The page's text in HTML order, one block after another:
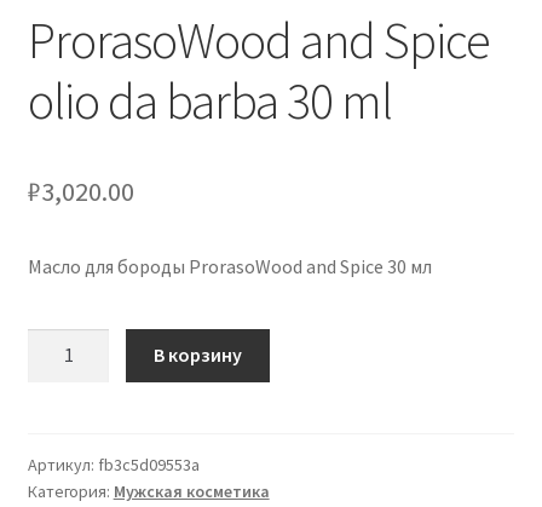
ProrasoWood and Spice
olio da barba 30 ml
₽3,020.00
Масло для бороды ProrasoWood and Spice 30 мл
Spice
olio
В корзину
Артикул: fb3c5d09553a
Категория: Мужская косметика